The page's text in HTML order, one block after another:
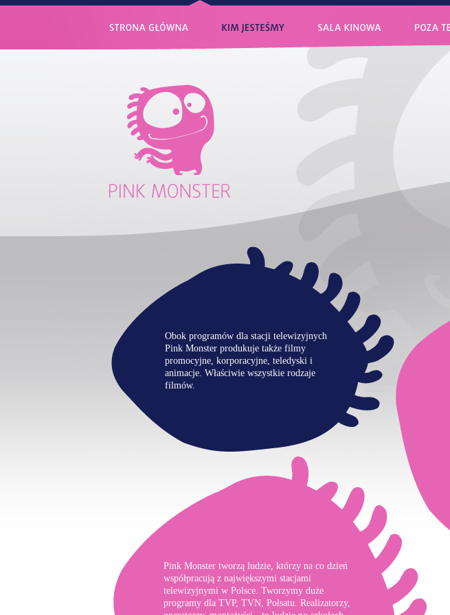
Obok programów dla stacji telewizyjnych
Pink Monster produkuje także filmy
promocyjne, korporacyjne, teledyski i
animacje. Właściwie wszystkie rodzaje
filmów.
Pink Monster tworzą ludzie, którzy na co dzień
współpracują z największymi stacjami
telewizyjnymi w Polsce. Tworzymy duże
programy dla TVP, TVN, Polsatu. Realizatorzy,